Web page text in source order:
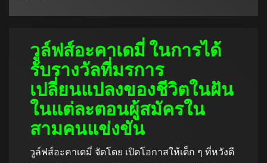
วูล์ฟส์อะคาเดมี่ ในการได้
รับรางวัลที่มรการ
เปลี่ยนแปลงของชีวิตในฝัน
ในแต่ละตอนผู้สมัครใน
สามคนแข่งขัน
วูล์ฟส์อะคาเดมี่ จัดโดย เปิดโอกาสให้เด็ก ๆ ที่หวังดี